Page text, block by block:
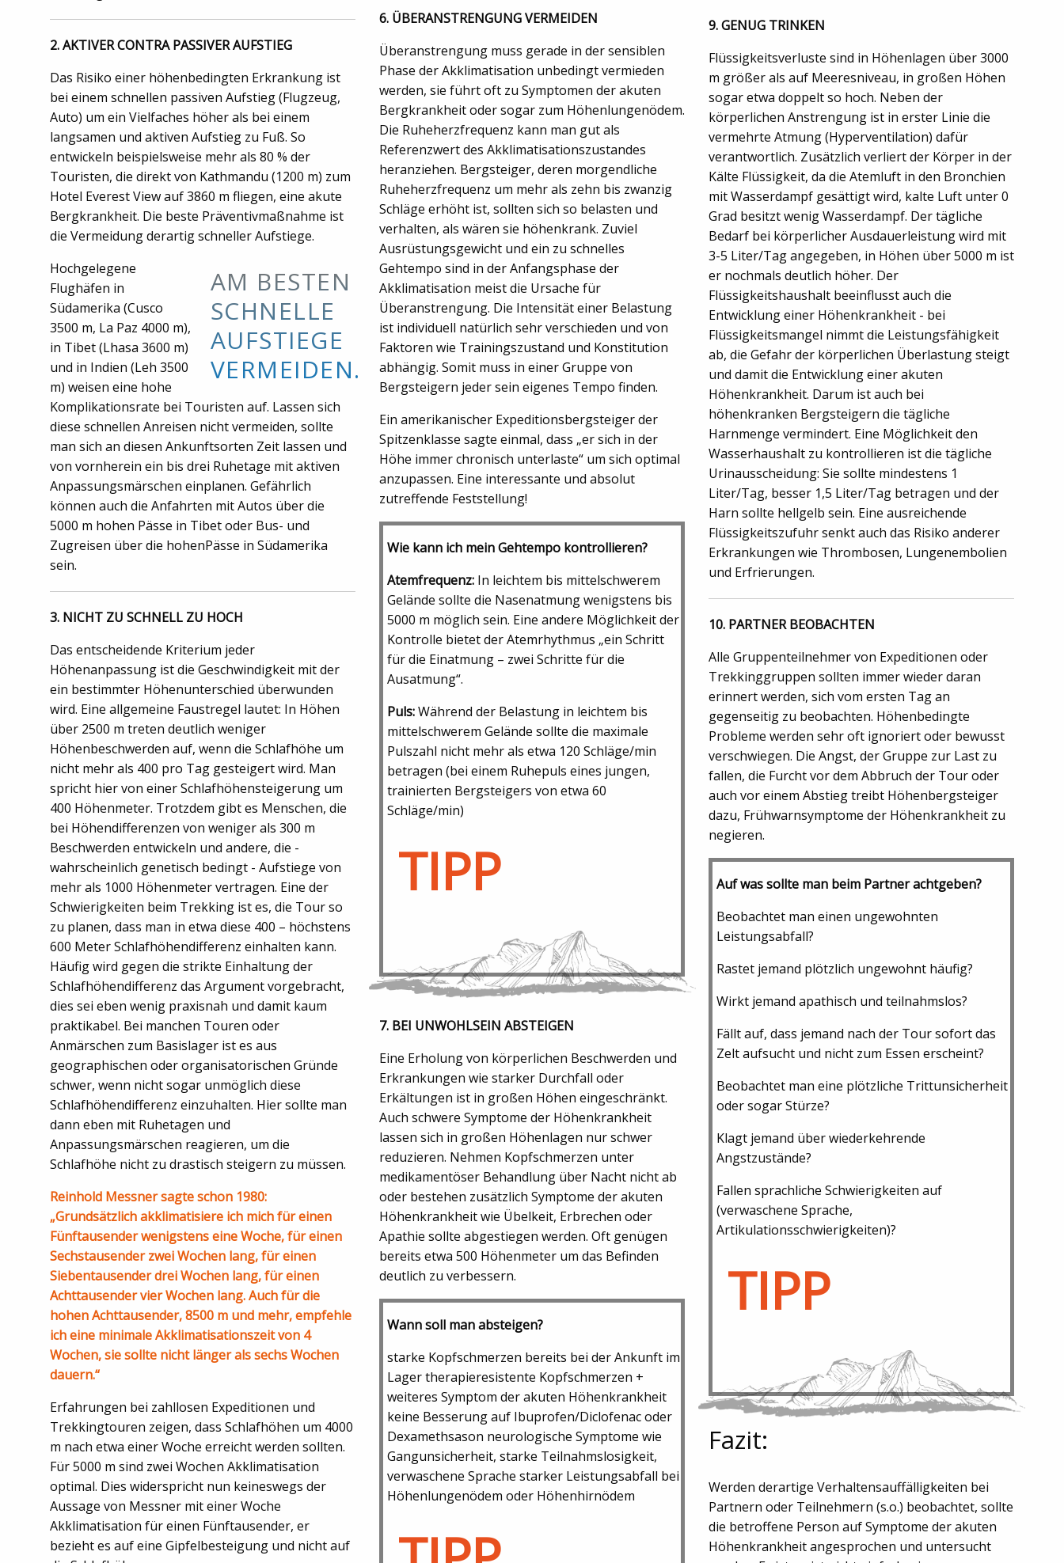
2. AKTIVER CONTRA PASSIVER AUFSTIEG
Das Risiko einer höhenbedingten Erkrankung ist
bei einem schnellen passiven Aufstieg (Flugzeug,
Auto) um ein Vielfaches höher als bei einem
langsamen und aktiven Aufstieg zu Fuß. So
entwickeln beispielsweise mehr als 80 % der
Touristen, die direkt von Kathmandu (1200 m) zum
Hotel Everest View auf 3860 m fliegen, eine akute
Bergkrankheit. Die beste Präventivmaßnahme ist
die Vermeidung derartig schneller Aufstiege.
AM BESTEN
SCHNELLE
AUFSTIEGE
VERMEIDEN.
Hochgelegene
Flughäfen in
Südamerika (Cusco
3500 m, La Paz 4000 m),
in Tibet (Lhasa 3600 m)
und in Indien (Leh 3500
m) weisen eine hohe
Komplikationsrate bei Touristen auf. Lassen sich
diese schnellen Anreisen nicht vermeiden, sollte
man sich an diesen Ankunftsorten Zeit lassen und
von vornherein ein bis drei Ruhetage mit aktiven
Anpassungsmärschen einplanen. Gefährlich
können auch die Anfahrten mit Autos über die
5000 m hohen Pässe in Tibet oder Bus- und
Zugreisen über die hohenPässe in Südamerika
sein.
3. NICHT ZU SCHNELL ZU HOCH
Das entscheidende Kriterium jeder
Höhenanpassung ist die Geschwindigkeit mit der
ein bestimmter Höhenunterschied überwunden
wird. Eine allgemeine Faustregel lautet: In Höhen
über 2500 m treten deutlich weniger
Höhenbeschwerden auf, wenn die Schlafhöhe um
nicht mehr als 400 pro Tag gesteigert wird. Man
spricht hier von einer Schlafhöhensteigerung um
400 Höhenmeter. Trotzdem gibt es Menschen, die
bei Höhendifferenzen von weniger als 300 m
Beschwerden entwickeln und andere, die -
wahrscheinlich genetisch bedingt - Aufstiege von
mehr als 1000 Höhenmeter vertragen. Eine der
Schwierigkeiten beim Trekking ist es, die Tour so
zu planen, dass man in etwa diese 400 – höchstens
600 Meter Schlafhöhendifferenz einhalten kann.
Häufig wird gegen die strikte Einhaltung der
Schlafhöhendifferenz das Argument vorgebracht,
dies sei eben wenig praxisnah und damit kaum
praktikabel. Bei manchen Touren oder
Anmärschen zum Basislager ist es aus
geographischen oder organisatorischen Gründe
schwer, wenn nicht sogar unmöglich diese
Schlafhöhendifferenz einzuhalten. Hier sollte man
dann eben mit Ruhetagen und
Anpassungsmärschen reagieren, um die
Schlafhöhe nicht zu drastisch steigern zu müssen.
Reinhold Messner sagte schon 1980:
„Grundsätzlich akklimatisiere ich mich für einen
Fünftausender wenigstens eine Woche, für einen
Sechstausender zwei Wochen lang, für einen
Siebentausender drei Wochen lang, für einen
Achttausender vier Wochen lang. Auch für die
hohen Achttausender, 8500 m und mehr, empfehle
ich eine minimale Akklimatisationszeit von 4
Wochen, sie sollte nicht länger als sechs Wochen
dauern.“
Erfahrungen bei zahllosen Expeditionen und
Trekkingtouren zeigen, dass Schlafhöhen um 4000
m nach etwa einer Woche erreicht werden sollten.
Für 5000 m sind zwei Wochen Akklimatisation
optimal. Dies widerspricht nun keineswegs der
Aussage von Messner mit einer Woche
Akklimatisation für einen Fünftausender, er
bezieht es auf eine Gipfelbesteigung und nicht auf
6. ÜBERANSTRENGUNG VERMEIDEN
Überanstrengung muss gerade in der sensiblen
Phase der Akklimatisation unbedingt vermieden
werden, sie führt oft zu Symptomen der akuten
Bergkrankheit oder sogar zum Höhenlungenödem.
Die Ruheherzfrequenz kann man gut als
Referenzwert des Akklimatisationszustandes
heranziehen. Bergsteiger, deren morgendliche
Ruheherzfrequenz um mehr als zehn bis zwanzig
Schläge erhöht ist, sollten sich so belasten und
verhalten, als wären sie höhenkrank. Zuviel
Ausrüstungsgewicht und ein zu schnelles
Gehtempo sind in der Anfangsphase der
Akklimatisation meist die Ursache für
Überanstrengung. Die Intensität einer Belastung
ist individuell natürlich sehr verschieden und von
Faktoren wie Trainingszustand und Konstitution
abhängig. Somit muss in einer Gruppe von
Bergsteigern jeder sein eigenes Tempo finden.
Ein amerikanischer Expeditionsbergsteiger der
Spitzenklasse sagte einmal, dass „er sich in der
Höhe immer chronisch unterlaste“ um sich optimal
anzupassen. Eine interessante und absolut
zutreffende Feststellung!
Wie kann ich mein Gehtempo kontrollieren?
Atemfrequenz: In leichtem bis mittelschwerem
Gelände sollte die Nasenatmung wenigstens bis
5000 m möglich sein. Eine andere Möglichkeit der
Kontrolle bietet der Atemrhythmus „ein Schritt
für die Einatmung – zwei Schritte für die
Ausatmung“.
Puls:Während der Belastung in leichtem bis
mittelschwerem Gelände sollte die maximale
Pulszahl nicht mehr als etwa 120 Schläge/min
betragen (bei einem Ruhepuls eines jungen,
trainierten Bergsteigers von etwa 60
Schläge/min)
TIPP
7. BEI UNWOHLSEIN ABSTEIGEN
Eine Erholung von körperlichen Beschwerden und
Erkrankungen wie starker Durchfall oder
Erkältungen ist in großen Höhen eingeschränkt.
Auch schwere Symptome der Höhenkrankheit
lassen sich in großen Höhenlagen nur schwer
reduzieren. Nehmen Kopfschmerzen unter
medikamentöser Behandlung über Nacht nicht ab
oder bestehen zusätzlich Symptome der akuten
Höhenkrankheit wie Übelkeit, Erbrechen oder
Apathie sollte abgestiegen werden. Oft genügen
bereits etwa 500 Höhenmeter um das Befinden
deutlich zu verbessern.
Wann soll man absteigen?
starke Kopfschmerzen bereits bei der Ankunft im
Lager therapieresistente Kopfschmerzen +
weiteres Symptom der akuten Höhenkrankheit
keine Besserung auf Ibuprofen/Diclofenac oder
Dexamethsason neurologische Symptome wie
Gangunsicherheit, starke Teilnahmslosigkeit,
verwaschene Sprache starker Leistungsabfall bei
Höhenlungenödem oder Höhenhirnödem
9. GENUG TRINKEN
Flüssigkeitsverluste sind in Höhenlagen über 3000
m größer als auf Meeresniveau, in großen Höhen
sogar etwa doppelt so hoch. Neben der
körperlichen Anstrengung ist in erster Linie die
vermehrte Atmung (Hyperventilation) dafür
verantwortlich. Zusätzlich verliert der Körper in der
Kälte Flüssigkeit, da die Atemluft in den Bronchien
mit Wasserdampf gesättigt wird, kalte Luft unter 0
Grad besitzt wenig Wasserdampf. Der tägliche
Bedarf bei körperlicher Ausdauerleistung wird mit
3-5 Liter/Tag angegeben, in Höhen über 5000 m ist
er nochmals deutlich höher. Der
Flüssigkeitshaushalt beeinflusst auch die
Entwicklung einer Höhenkrankheit - bei
Flüssigkeitsmangel nimmt die Leistungsfähigkeit
ab, die Gefahr der körperlichen Überlastung steigt
und damit die Entwicklung einer akuten
Höhenkrankheit. Darum ist auch bei
höhenkranken Bergsteigern die tägliche
Harnmenge vermindert. Eine Möglichkeit den
Wasserhaushalt zu kontrollieren ist die tägliche
Urinausscheidung: Sie sollte mindestens 1
Liter/Tag, besser 1,5 Liter/Tag betragen und der
Harn sollte hellgelb sein. Eine ausreichende
Flüssigkeitszufuhr senkt auch das Risiko anderer
Erkrankungen wie Thrombosen, Lungenembolien
und Erfrierungen.
10. PARTNER BEOBACHTEN
Alle Gruppenteilnehmer von Expeditionen oder
Trekkinggruppen sollten immer wieder daran
erinnert werden, sich vom ersten Tag an
gegenseitig zu beobachten. Höhenbedingte
Probleme werden sehr oft ignoriert oder bewusst
verschwiegen. Die Angst, der Gruppe zur Last zu
fallen, die Furcht vor dem Abbruch der Tour oder
auch vor einem Abstieg treibt Höhenbergsteiger
dazu, Frühwarnsymptome der Höhenkrankheit zu
negieren.
Auf was sollte man beim Partner achtgeben?
Beobachtet man einen ungewohnten
Leistungsabfall?
Rastet jemand plötzlich ungewohnt häufig?
Wirkt jemand apathisch und teilnahmslos?
Fällt auf, dass jemand nach der Tour sofort das
Zelt aufsucht und nicht zum Essen erscheint?
Beobachtet man eine plötzliche Trittunsicherheit
oder sogar Stürze?
Klagt jemand über wiederkehrende
Angstzustände?
Fallen sprachliche Schwierigkeiten auf
(verwaschene Sprache,
Artikulationsschwierigkeiten)?
TIPP
Fazit:
Werden derartige Verhaltensauffälligkeiten bei
Partnern oder Teilnehmern (s.o.) beobachtet, sollte
die betroffene Person auf Symptome der akuten
Höhenkrankheit angesprochen und untersucht